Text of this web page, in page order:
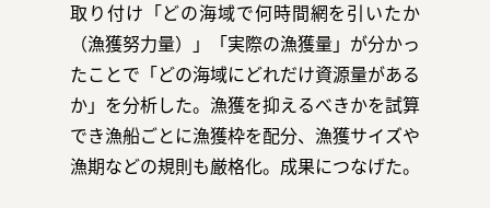
© 2021 Nippon Jimuki Co., Ltd.
取り付け「どの海域で何時間網を引いたか
（漁獲努力量）」「実際の漁獲量」が分かっ
たことで「どの海域にどれだけ資源量がある
か」を分析した。漁獲を抑えるべきかを試算
でき漁船ごとに漁獲枠を配分、漁獲サイズや
漁期などの規則も厳格化。成果につなげた。